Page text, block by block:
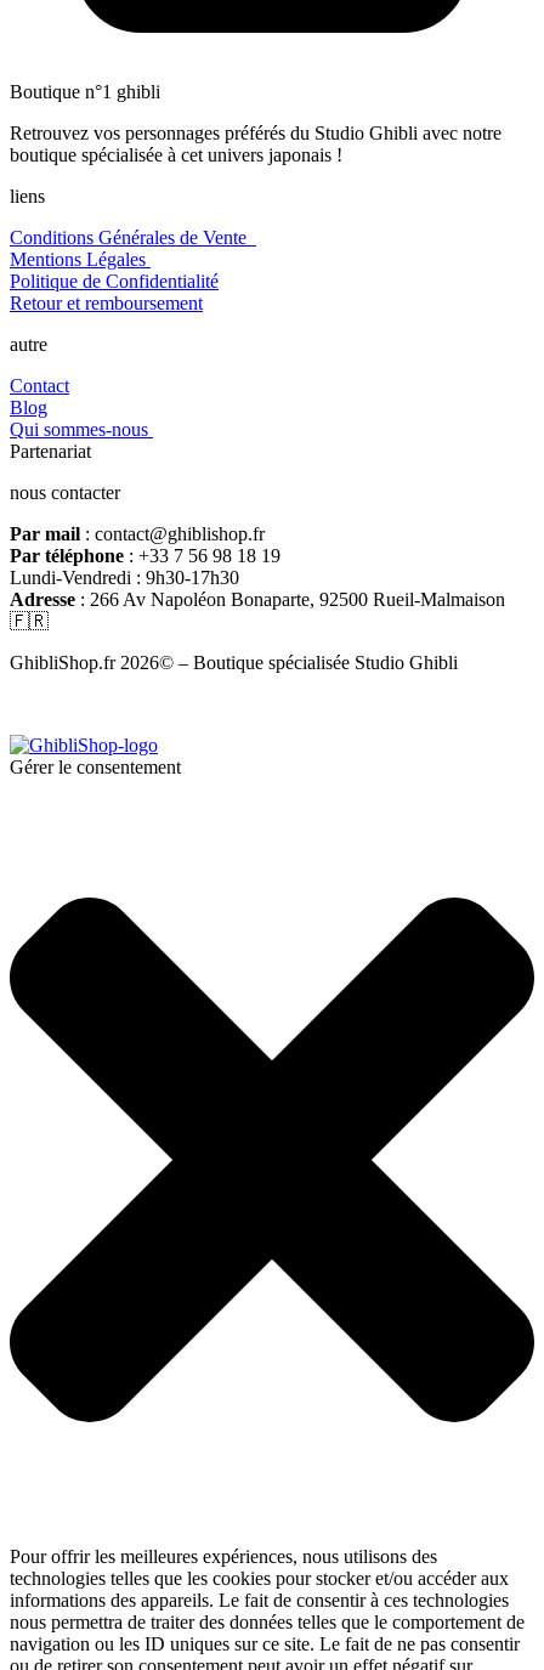
Boutique n°1 ghibli
Retrouvez vos personnages préférés du Studio Ghibli avec notre
boutique spécialisée à cet univers japonais !
liens
Conditions Générales de Vente
Mentions Légales
Politique de Confidentialité
Retour et remboursement
autre
Contact
Blog
Qui sommes-nous
Partenariat
nous contacter
Par mail : contact@ghiblishop.fr
Par téléphone : +33 7 56 98 18 19
Lundi-Vendredi : 9h30-17h30
Adresse : 266 Av Napoléon Bonaparte, 92500 Rueil-Malmaison
🇫🇷
GhibliShop.fr 2026© – Boutique spécialisée Studio Ghibli
Gérer le consentement
Pour offrir les meilleures expériences, nous utilisons des
technologies telles que les cookies pour stocker et/ou accéder aux
informations des appareils. Le fait de consentir à ces technologies
nous permettra de traiter des données telles que le comportement de
navigation ou les ID uniques sur ce site. Le fait de ne pas consentir